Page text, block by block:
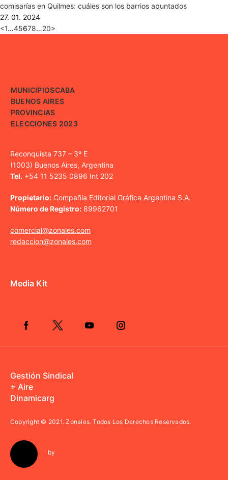
comisarías en Quilmes: cuáles son los barrios apuntados
27. 01. 2024
<1…45678…20>
MUNICIPIOSCABA
BUENOS AIRES
PROVINCIAS
ELECCIONES 2023
Reconquista 737 – 3º E
(1003) Buenos Aires, Argentina
Tel. +54 11 5235 0896 Int 202
Propietario: Compañía Editorial Gráfica Argentina S.A.
Número de Registro: 89962701
comercial@zonales.com
redaccion@zonales.com
Media Kit
Gestión Sindical
+ Aire
Dinamicarg
Copyright © 2021.Zonales. Todos Los Derechos Reservados.
by